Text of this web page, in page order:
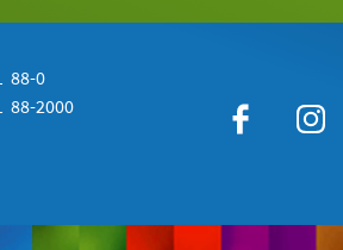
88-0
88-2000